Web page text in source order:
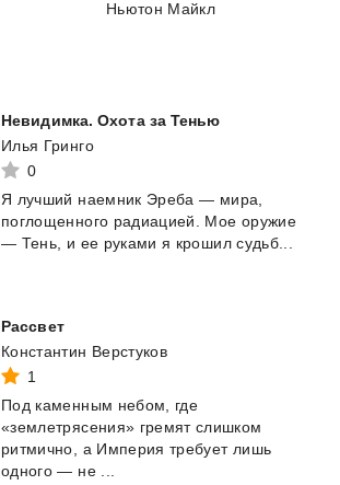
Ньютон Майкл
Невидимка. Охота за Тенью
Илья Гринго
0
Я лучший наемник Эреба — мира,
поглощенного радиацией. Мое оружие
— Тень, и ее руками я крошил судьб...
Рассвет
Константин Верстуков
1
Под каменным небом, где
«землетрясения» гремят слишком
ритмично, а Империя требует лишь
одного — не ...